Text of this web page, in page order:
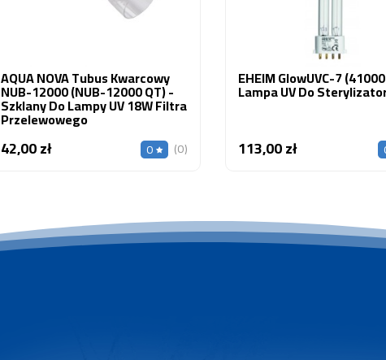
AQUA NOVA Tubus Kwarcowy
NUB-12000 (NUB-12000 QT) -
Szklany Do Lampy UV 18W Filtra
Przelewowego
42,00 złCena 0 (0)
EHEIM GlowUVC-7
Lampa UV Do
113,00 złCena